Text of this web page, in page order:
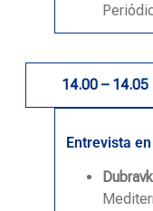
14.00 – 14.05
Entrevista